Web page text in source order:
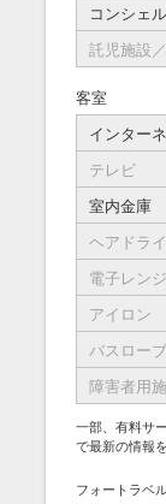
コンシェ
託児施設
客室
インター
テレビ
室内金庫
ヘアドラ
電子レンジ
アイロン
バスローブ
障害者用
一部、有料サ
で最新の情報
フォートラベ